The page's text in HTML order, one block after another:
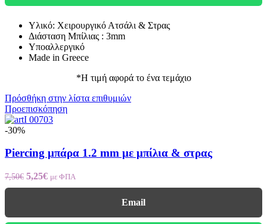
Υλικό: Χειρουργικό Ατσάλι & Στρας
Διάσταση Μπίλιας : 3mm
Υποαλλεργικό
Made in Greece
*Η τιμή αφορά το ένα τεμάχιο
Πρόσθήκη στην λίστα επιθυμιών
Προεπισκόπηση
-30%
Piercing μπάρα 1.2 mm με μπίλια & στρας
7,50€ 5,25€ με ΦΠΑ
Email